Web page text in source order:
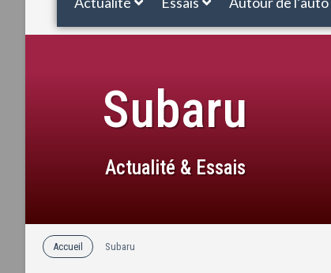
Subaru
Actualité & Essais
Accueil Subaru